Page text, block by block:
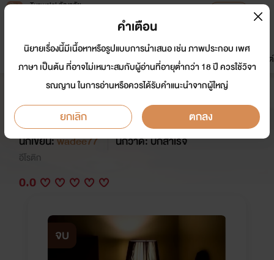
Tunwalai ธัญวลัย
หน้าแรก นิยาย อีบุ๊ก การ์ตูน
มาใหม่
ดรีมแชท ธัญลิสต์
never....never forget ไม่เคย...ไม่
นักเขียน:wadee77 นักวาด: ปกสำเร็จ
อีโรติก
0.0
จบ
คำเตือน
นิยายเรื่องนี้มีเนื้อหาหรือรูปแบบการนำเสนอ เช่น ภาพประกอบ เพศ
ภาษา เป็นต้น ที่อาจไม่เหมาะสมกับผู้อ่านที่อายุต่ำกว่า 18 ปี ควรใช้วิจา
รณญาน ในการอ่านหรือควรได้รับคำแนะนำจากผู้ใหญ่
ยกเลิก ตกลง